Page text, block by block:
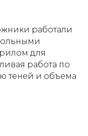
работали
для
работа по
теней и объема